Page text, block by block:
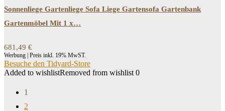
Sonnenliege Gartenliege Sofa Liege Gartensofa Gartenbank
Gartenmöbel Mit 1 x…
681,49 €
Werbung | Preis inkl. 19% MwST.
Besuche den Tidyard-Store
Added to wishlistRemoved from wishlist 0
1
2